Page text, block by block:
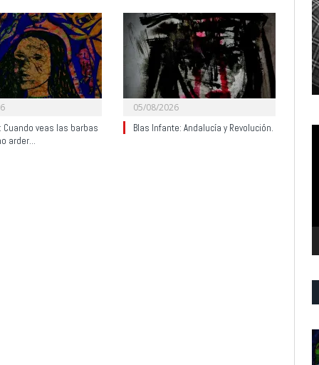
Cuando veas las barbas
arder…
05/08/2026
Blas Infante: Andalucía y Revolución.